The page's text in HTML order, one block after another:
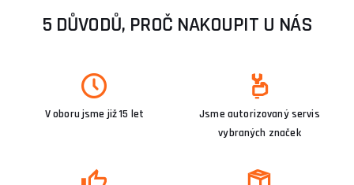
5 DŮVODŮ, PROČ NAKOUPIT U NÁS
V oboru jsme již 15 let
Jsme autorizovaný servis
vybraných značek